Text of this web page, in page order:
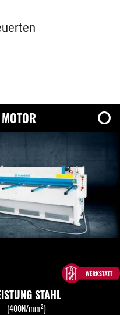
STAHL
(400N/mm²)